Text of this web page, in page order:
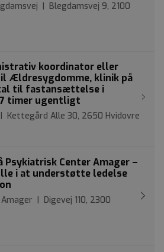
| Blegdamsvej 9, 2100
koordinator eller
Ældresygdomme, klinik på
til fastansættelse i
timer ugentligt
Kettegård Alle 30, 2650 Hvidovre
Center Amager –
i at understøtte ledelse
| Digevej 110, 2300